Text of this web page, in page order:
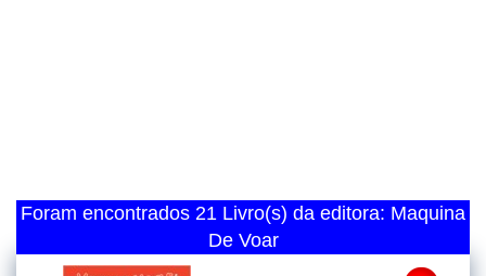
Foram encontrados 21 Livro(s) da editora: Maquina
De Voar